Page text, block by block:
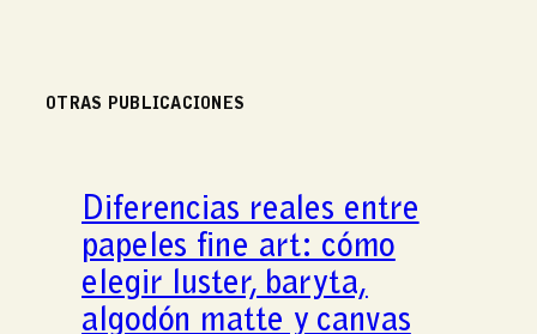
OTRAS PUBLICACIONES
Diferencias reales entre
papeles fine art: cómo
elegir luster, baryta,
algodón matte y canvas